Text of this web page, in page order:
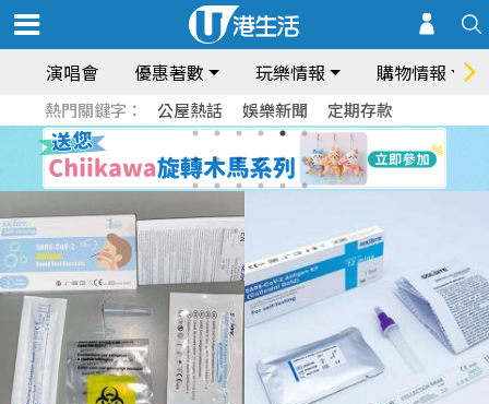
演唱會 優惠著數 玩樂情報 購物情報
熱門關鍵字： 公屋熱話 娛樂新聞 定期存款